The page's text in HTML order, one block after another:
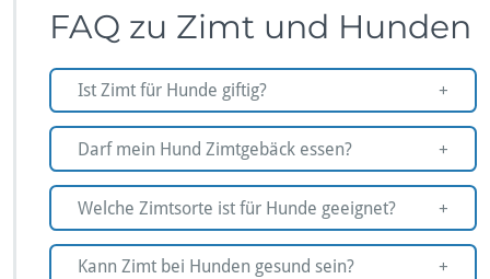
FAQ zu Zimt und Hunden
Ist Zimt für Hunde giftig?
Darf mein Hund Zimtgebäck essen?
Welche Zimtsorte ist für Hunde geeignet?
Kann Zimt bei Hunden gesund sein?